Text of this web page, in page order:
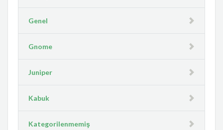
Genel
Gnome
Juniper
Kabuk
Kategorilenmemiş